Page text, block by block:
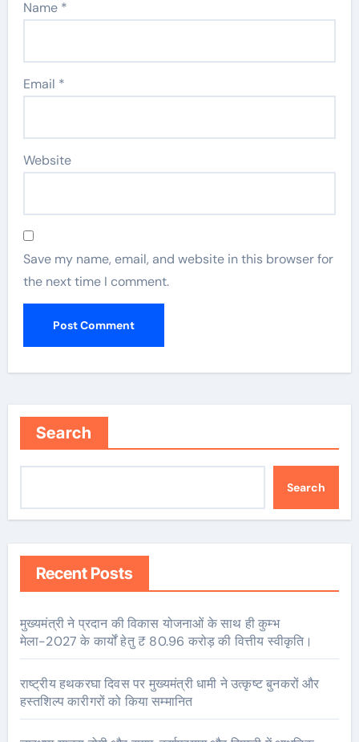
Name *
Email *
Website
Save my name, email, and website in this browser for
the next time I comment.
Search
Search
Recent Posts
मुख्यमंत्री ने प्रदान की विकास योजनाओं के साथ ही कुम्भ
मेला-2027 के कार्यों हेतु ₹ 80.96 करोड़ की वित्तीय स्वीकृति।
राष्ट्रीय हथकरघा दिवस पर मुख्यमंत्री धामी ने उत्कृष्ट बुनकरों और
हस्तशिल्प कारीगरों को किया सम्मानित